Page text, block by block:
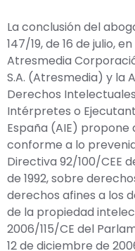
La conclusión del
147/19, de 16 de julio,
Atresmedia
S.A. (Atresmedia) y la
Derechos
Intérpretes o
España (AIE) propone
conforme a lo
Directiva 92/100/CEE
de 1992, sobre
derechos afines a los
de la propiedad
2006/115/CE del
12 de diciembre de